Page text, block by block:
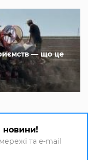
— що це
новини!
та e-mail